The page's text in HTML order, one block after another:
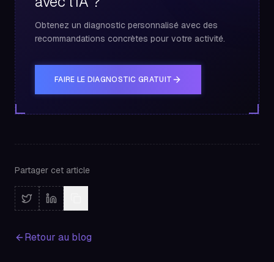
Obtenez un diagnostic personnalisé avec des
recommandations concrètes pour votre activité.
FAIRE LE DIAGNOSTIC GRATUIT
Partager cet article
Retour au blog